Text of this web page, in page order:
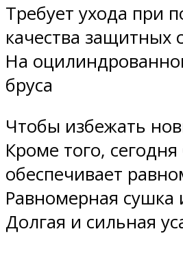
Требует ухода при
качества защитных
На
бруса
Чтобы избежать
Кроме того,
обеспечивает
Равномерная сушка
Долгая и сильная